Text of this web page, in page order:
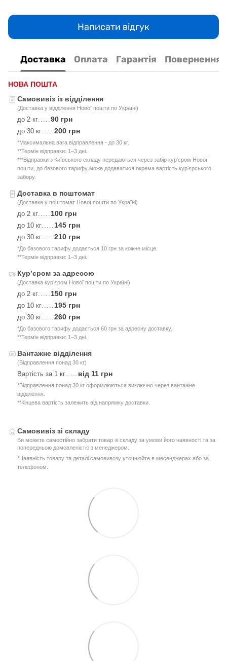
Написати відгук
Доставка Оплата Гарантія Повернення
НОВА ПОШТА
Самовивіз із відділення
(Доставка у відділення Нової пошти по Україні)
до 2 кг.....90 грн
до 30 кг.....200 грн
*Максимальна вага відправлення - до 30 кг.
**Термін відправки: 1–3 дні.
***Відправки з Київського складу передаються через забір курʼєром Нової
пошти, до базового тарифу може додаватися окрема вартість курʼєрського
забору.
Доставка в поштомат
(Доставка у поштомат Нової пошти по Україні)
до 2 кг..... 100 грн
до 10 кг..... 145 грн
до 30 кг.....210 грн
*До базового тарифу додається 10 грн за кожне місце.
**Термін відправки: 1–3 дні.
Курʼєром за адресою
(Доставка курʼєром Нової пошти по Україні)
до 2 кг..... 150 грн
до 10 кг..... 195 грн
до 30 кг.....260 грн
*До базового тарифу додається 60 грн за адресну доставку.
**Термін відправки: 1–3 дні.
Вантажне відділення
(Відправлення понад 30 кг)
Вартість за 1 кг..... від 11 грн
*Відправлення понад 30 кг оформлюються виключно через вантажне
відділення.
**Кінцева вартість залежить від напрямку доставки.
Самовивіз зі складу
Ви можете самостійно забрати товар зі складу за умови його наявності та за
попередньою домовленістю з менеджером.
*Наявність товару та деталі самовивозу уточнюйте в месенджерах або за
телефоном.